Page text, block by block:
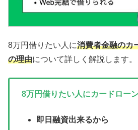
8万円借りたい人に消費者金融のカ
の理由について詳しく解説します。
8万円借りたい人にカードロー
即日融資出来るから